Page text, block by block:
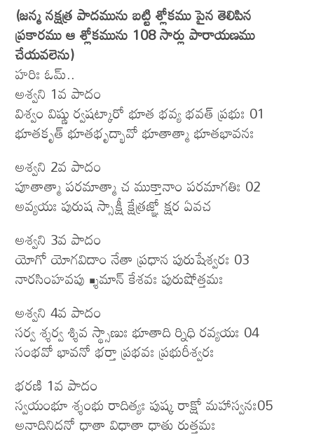
(జన్మ నక్షత్ర పాదమును బట్టి శ్లోకము పైన తెలిపిన
ప్రకారము ఆ శ్లోకమును 108 సార్లు పారాయణము
చేయవలెను)
హరిః ఓమ్..
అశ్వని 1వ పాదం
విశ్వం విష్ణు ర్వషట్కారో భూత భవ్య భవత్ ప్రభుః 01
భూతకృత్ భూతభృద్భావో భూతాత్మా భూతభావనః
అశ్వని 2వ పాదం
పూతాత్మా పరమాత్మా చ ముక్తానాం పరమాగతిః 02
అవ్యయః పురుష స్సాక్షీ క్షేత్రజ్ఞో క్షర ఏవచ
అశ్వని 3వ పాదం
యోగో యోగవిదాం నేతా ప్రధాన పురుషేశ్వరః 03
నారసింహవపు శ్శ్రీమాన్ కేశవః పురుషోత్తమః
అశ్వని 4వ పాదం
సర్వ శ్శర్వ శ్శివ స్థ్సాణుః భూతాది ర్నిధి రవ్యయః 04
సంభవో భావనో భర్తా ప్రభవః ప్రభురీశ్వరః
భరణి 1వ పాదం
స్వయంభూ శ్శంభు రాదిత్యః పుష్క రాక్షో మహాస్వనః05
అనాదినిదనో ధాతా విధాతా ధాతు రుత్తమః